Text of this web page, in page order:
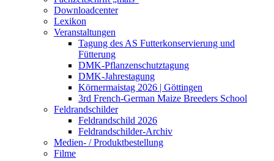
Downloadcenter
Lexikon
Veranstaltungen
Tagung des AS Futterkonservierung und
Fütterung
DMK-Pflanzenschutztagung
DMK-Jahrestagung
Körnermaistag 2026 | Göttingen
3rd French-German Maize Breeders School
Feldrandschilder
Feldrandschild 2026
Feldrandschilder-Archiv
Medien- / Produktbestellung
Filme